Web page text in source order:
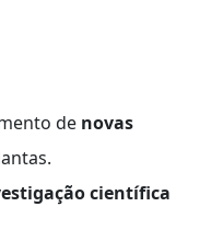
de novas
científica